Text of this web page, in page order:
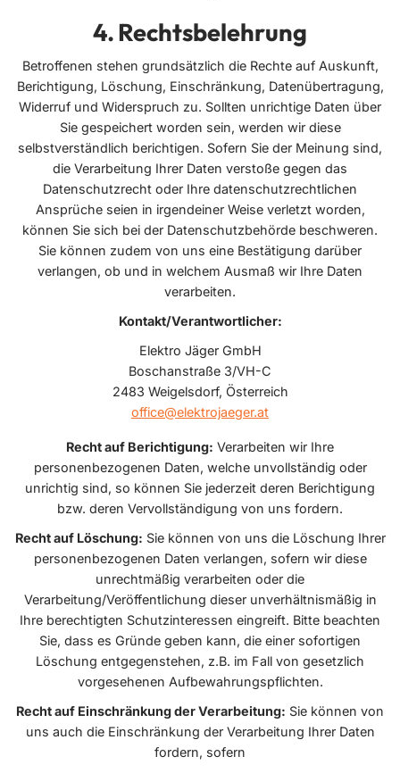
Rechtsbelehrung
Betroffenen stehen grundsätzlich die Rechte auf Auskunft,
Berichtigung, Löschung, Einschränkung, Datenübertragung,
Widerruf und Widerspruch zu. Sollten unrichtige Daten über
Sie gespeichert worden sein, werden wir diese
selbstverständlich berichtigen. Sofern Sie der Meinung sind,
die Verarbeitung Ihrer Daten verstoße gegen das
Datenschutzrecht oder Ihre datenschutzrechtlichen
Ansprüche seien in irgendeiner Weise verletzt worden,
können Sie sich bei der Datenschutzbehörde beschweren.
Sie können zudem von uns eine Bestätigung darüber
verlangen, ob und in welchem Ausmaß wir Ihre Daten
verarbeiten.
Kontakt/Verantwortlicher:
Elektro Jäger GmbH
Boschanstraße 3/VH-C
2483 Weigelsdorf, Österreich
office@elektrojaeger.at
Recht auf Berichtigung: Verarbeiten wir Ihre
personenbezogenen Daten, welche unvollständig oder
unrichtig sind, so können Sie jederzeit deren Berichtigung
bzw. deren Vervollständigung von uns fordern.
Recht auf Löschung: Sie können von uns die Löschung Ihrer
personenbezogenen Daten verlangen, sofern wir diese
unrechtmäßig verarbeiten oder die
Verarbeitung/Veröffentlichung dieser unverhältnismäßig in
Ihre berechtigten Schutzinteressen eingreift. Bitte beachten
Sie, dass es Gründe geben kann, die einer sofortigen
Löschung entgegenstehen, z.B. im Fall von gesetzlich
vorgesehenen Aufbewahrungspflichten.
Recht auf Einschränkung der Verarbeitung: Sie können von
uns auch die Einschränkung der Verarbeitung Ihrer Daten
fordern, sofern